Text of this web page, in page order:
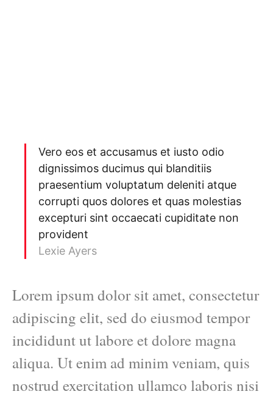
Vero eos et accusamus et iusto odio
dignissimos ducimus qui blanditiis
praesentium voluptatum deleniti atque
corrupti quos dolores et quas molestias
excepturi sint occaecati cupiditate non
provident
Lexie Ayers
Lorem ipsum dolor sit amet, consectetur
adipiscing elit, sed do eiusmod tempor
incididunt ut labore et dolore magna
aliqua. Ut enim ad minim veniam, quis
nostrud exercitation ullamco laboris nisi